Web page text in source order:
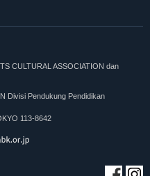
CULTURAL ASSOCIATION dan
Divisi Pendukung Pendidikan
113-8642